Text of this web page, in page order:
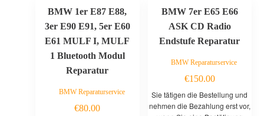
BMW 1er E87 E88,
3er E90 E91, 5er E60
E61 MULF I, MULF
1 Bluetooth Modul
Reparatur
BMW Reparaturservice
€80.00
BMW 7er E65 E66
ASK CD Radio
Endstufe Reparatur
BMW Reparaturservice
€150.00
Sie tätigen die Bestellung und
nehmen die Bezahlung erst vor,